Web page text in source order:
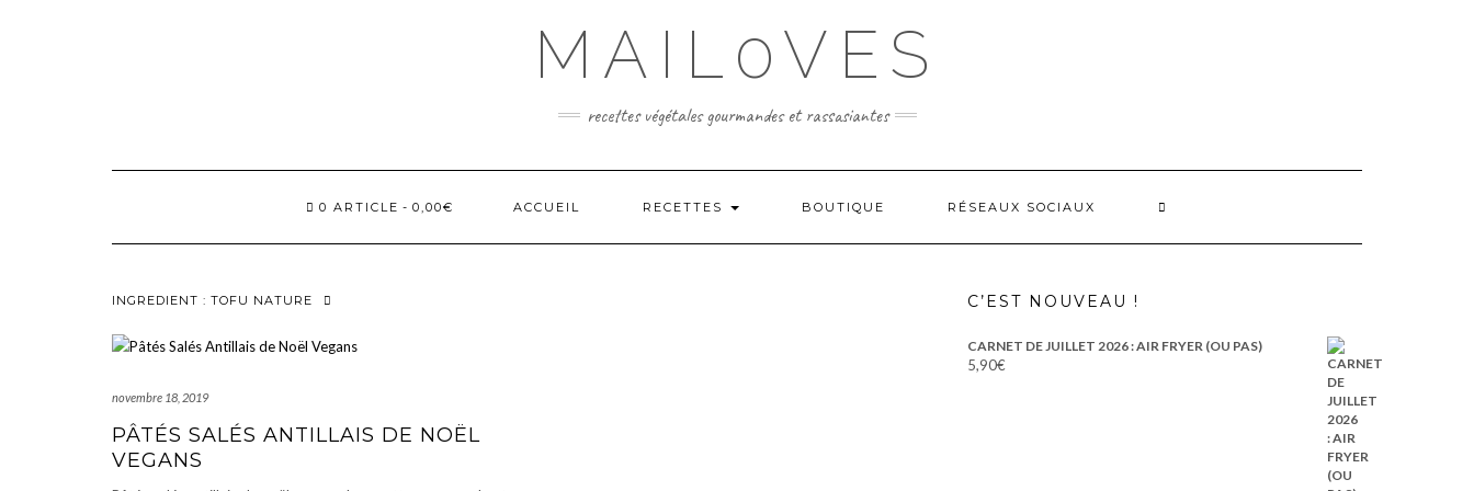
MAIL0VES
recettes végétales gourmandes et rassasiantes
ACCUEIL RECETTES BOUTIQUE RÉSEAUX SOCIAUX
0 ARTICLE 0,00€
INGREDIENT : TOFU NATURE
novembre 18, 2019
PÂTÉS SALÉS ANTILLAIS DE NOËL
VEGANS
C’EST NOUVEAU !
CARNET DE JUILLET 2026 : AIR FRYER (OU PAS)
5,90€